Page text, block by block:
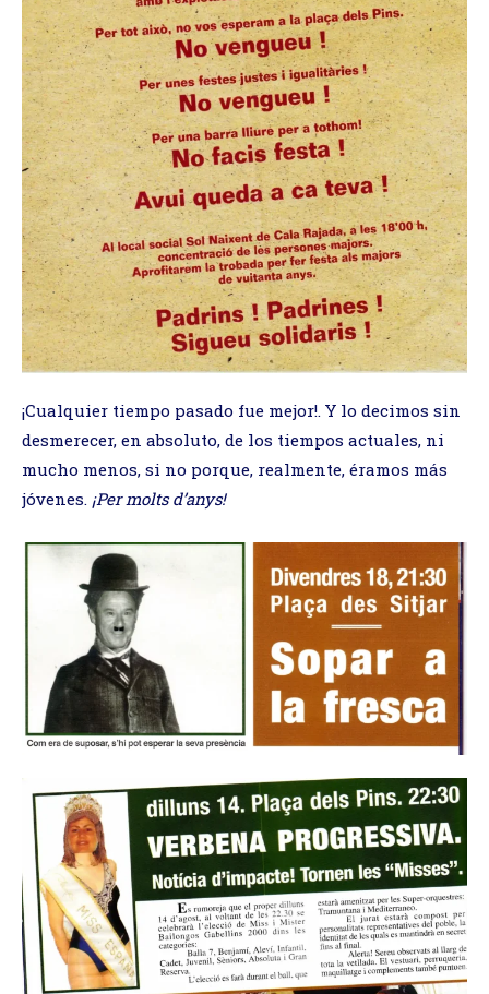
¡Cualquier tiempo pasado fue mejor!. Y lo decimos sin
desmerecer, en absoluto, de los tiempos actuales, ni
mucho menos, si no porque, realmente, éramos más
jóvenes. ¡Per molts d’anys!